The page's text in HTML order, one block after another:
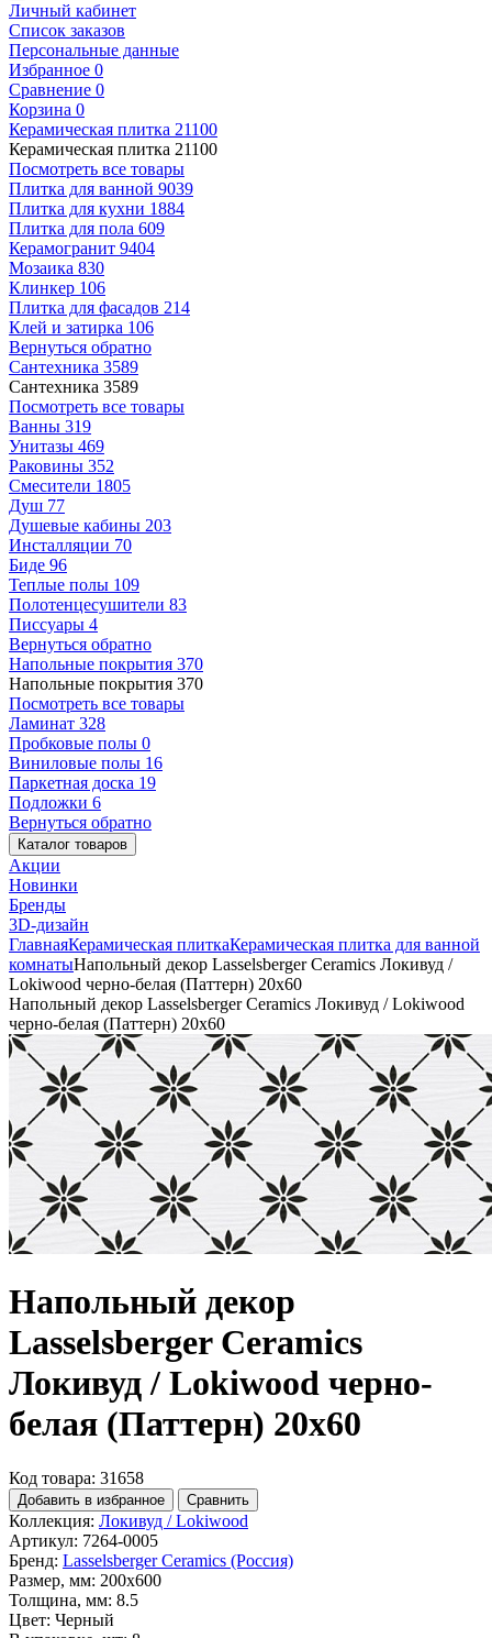
Личный кабинет
Список заказов
Персональные данные
Избранное 0
Сравнение 0
Корзина 0
Керамическая плитка 21100
Керамическая плитка 21100
Посмотреть все товары
Плитка для ванной 9039
Плитка для кухни 1884
Плитка для пола 609
Керамогранит 9404
Мозаика 830
Клинкер 106
Плитка для фасадов 214
Клей и затирка 106
Вернуться обратно
Сантехника 3589
Сантехника 3589
Посмотреть все товары
Ванны 319
Унитазы 469
Раковины 352
Смесители 1805
Душ 77
Душевые кабины 203
Инсталляции 70
Биде 96
Теплые полы 109
Полотенцесушители 83
Писсуары 4
Вернуться обратно
Напольные покрытия 370
Напольные покрытия 370
Посмотреть все товары
Ламинат 328
Пробковые полы 0
Виниловые полы 16
Паркетная доска 19
Подложки 6
Вернуться обратно
Каталог товаров
Акции
Новинки
Бренды
3D-дизайн
ГлавнаяКерамическая плиткаКерамическая плитка для ванной
комнатыНапольный декор Lasselsberger Ceramics Локивуд /
Lokiwood черно-белая (Паттерн) 20x60
Напольный декор Lasselsberger Ceramics Локивуд / Lokiwood
черно-белая (Паттерн) 20x60
Напольный декор
Lasselsberger Ceramics
Локивуд / Lokiwood черно-
белая (Паттерн) 20x60
Код товара: 31658
Добавить в избранное Сравнить
Коллекция: Локивуд / Lokiwood
Артикул: 7264-0005
Бренд: Lasselsberger Ceramics (Россия)
Размер, мм: 200x600
Толщина, мм: 8.5
Цвет: Черный